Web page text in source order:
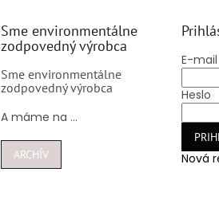
Sme environmentálne
zodpovedný výrobca
Sme environmentálne
zodpovedný výrobca
A máme na ...
ARCHÍV
E-mail
Heslo
Nová